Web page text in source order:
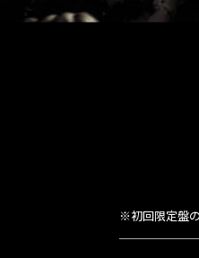
※初回限定盤